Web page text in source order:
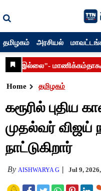
தமிழகம் அரசியல்
Home தமிழகம்
கரூரில் புதிய
முதல்வர் விஜய்
நாட்டுகிறார்
By AISHWARYA G Jul 9,